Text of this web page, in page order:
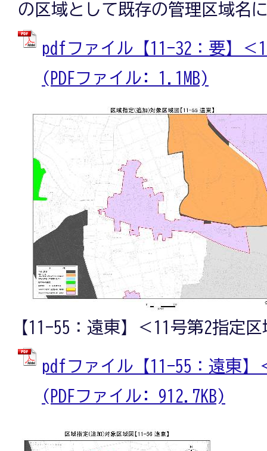
の区域として既存の管理区域名
pdfファイル【11-32：要】＜
(PDFファイル: 1.1MB)
【11-55：遠東】＜11号第2指定
pdfファイル【11-55：遠東】
(PDFファイル: 912.7KB)